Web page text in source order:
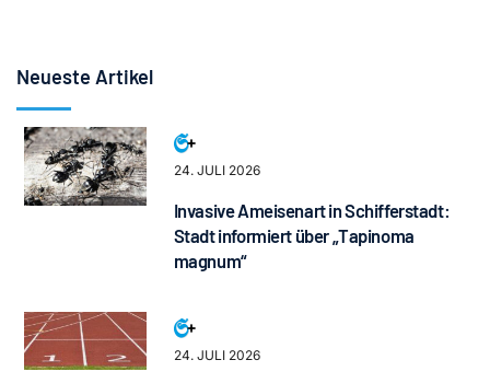
Neueste Artikel
24. JULI 2026
Invasive Ameisenart in Schifferstadt:
Stadt informiert über „Tapinoma
magnum“
24. JULI 2026